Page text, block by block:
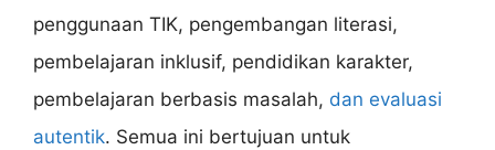
penggunaan TIK, pengembangan literasi,
pembelajaran inklusif, pendidikan karakter,
pembelajaran berbasis masalah, dan evaluasi
autentik. Semua ini bertujuan untuk